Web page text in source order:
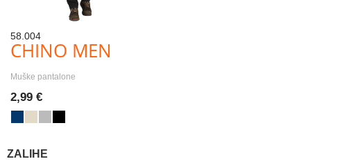
58.004
CHINO MEN
Muške pantalone
2,99 €
ZALIHE